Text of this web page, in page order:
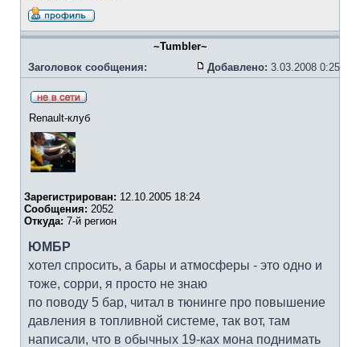
~Tumbler~
Заголовок сообщения:
Добавлено: 3.03.2008 0:25
Renault-клуб
Зарегистрирован: 12.10.2005 18:24
Сообщения: 2052
Откуда: 7-й регион
ЮМБР
хотел спросить, а бары и атмосферы - это одно и
тоже, сорри, я просто не знаю
по поводу 5 бар, читал в тюнинге про повышение
давления в топливной системе, так вот, там
написали, что в обычных 19-ках мона поднимать